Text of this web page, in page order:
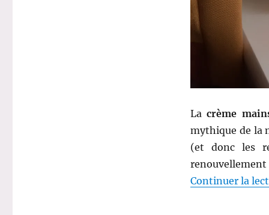
Lacrème
mythique de la
(et donc les
Continuer la